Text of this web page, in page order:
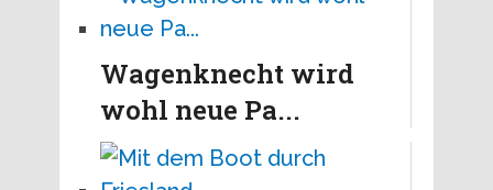
Wagenknecht wird
wohl neue Pa...